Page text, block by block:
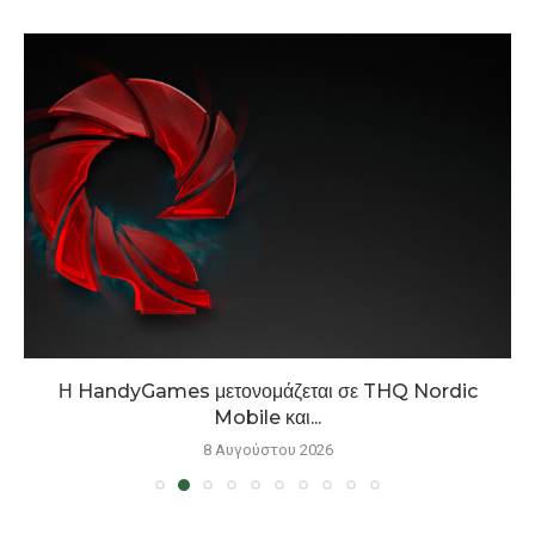
Η HandyGames μετονομάζεται σε THQ Nordic
Mobile και...
8 Αυγούστου 2026